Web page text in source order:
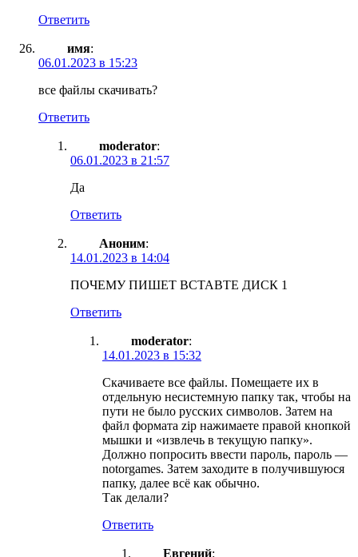
Ответить
имя:
06.01.2023 в 15:23
все файлы скачивать?
Ответить
moderator:
06.01.2023 в 21:57
Да
Ответить
Аноним:
14.01.2023 в 14:04
ПОЧЕМУ ПИШЕТ ВСТАВТЕ ДИСК 1
Ответить
moderator:
14.01.2023 в 15:32
Скачиваете все файлы. Помещаете их в
отдельную несистемную папку так, чтобы на
пути не было русских символов. Затем на
файл формата zip нажимаете правой кнопкой
мышки и «извлечь в текущую папку».
Должно попросить ввести пароль, пароль —
notorgames. Затем заходите в получившуюся
папку, далее всё как обычно.
Так делали?
Ответить
Евгений: